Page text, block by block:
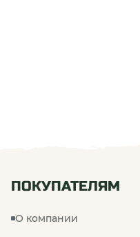
ПОКУПАТЕЛЯМ
О компании